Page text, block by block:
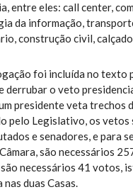
entre eles: call center,
da informação,
construção civil,
foi incluída no texto
derrubar o veto
presidente veta trechos
pelo Legislativo, os vetos
e senadores, e para
são necessários
são necessários 41 votos,
duas Casas.